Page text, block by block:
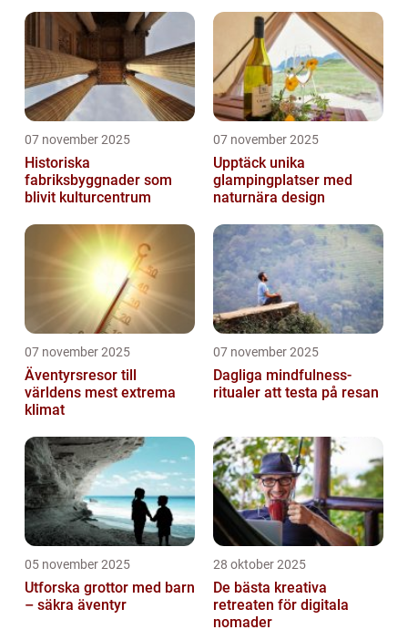
07 november 2025
Historiska
fabriksbyggnader som
blivit kulturcentrum
07 november 2025
Upptäck unika
glampingplatser med
naturnära design
07 november 2025
Äventyrsresor till
världens mest extrema
klimat
07 november 2025
Dagliga mindfulness-
ritualer att testa på resan
05 november 2025
Utforska grottor med barn
– säkra äventyr
28 oktober 2025
De bästa kreativa
retreaten för digitala
nomader